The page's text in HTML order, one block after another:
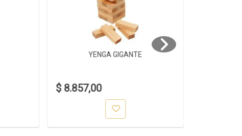
YENGA GIGANTE
$ 8.857,00